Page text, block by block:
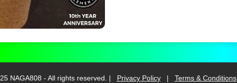
NAGA808 - All rights reserved. | Privacy Policy | Terms & Conditions